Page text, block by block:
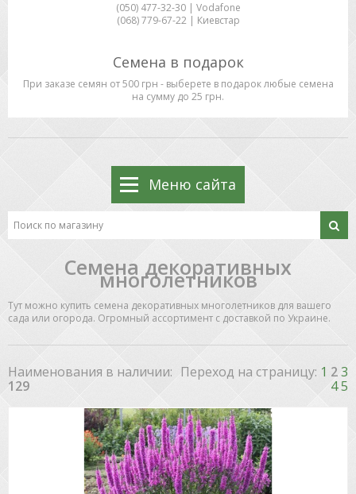
(050) 477-32-30 | Vodafone
(068) 779-67-22 | Киевстар
Семена в подарок
При заказе семян от 500 грн - выберете в подарок любые семена
на сумму до 25 грн.
Меню сайта
Семена декоративных
многолетников
Тут можно купить семена декоративных многолетников для вашего
сада или огорода. Огромный ассортимент с доставкой по Украине.
Наименования в наличии:
129
Переход на страницу: 1 23
45